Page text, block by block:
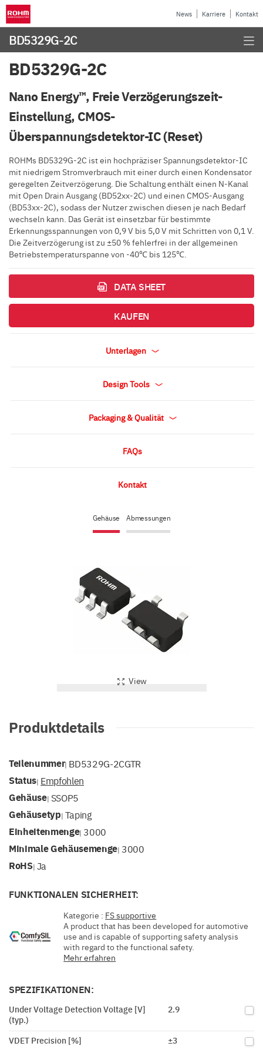
News Karriere Kontakt
BD5329G-2C
Gehäuse Abmessungen
View
BD5329G-2C
Nano Energy™, Freie Verzögerungszeit-
Einstellung, CMOS-
Überspannungsdetektor-IC (Reset)
ROHMs BD5329G-2C ist ein hochpräziser Spannungsdetektor-IC
mit niedrigem Stromverbrauch mit einer durch einen Kondensator
geregelten Zeitverzögerung. Die Schaltung enthält einen N-Kanal
mit Open Drain Ausgang (BD52xx-2C) und einen CMOS-Ausgang
(BD53xx-2C), sodass der Nutzer zwischen diesen je nach Bedarf
wechseln kann. Das Gerät ist einsetzbar für bestimmte
Erkennungsspannungen von 0,9 V bis 5,0 V mit Schritten von 0,1 V.
Die Zeitverzögerung ist zu ±50 % fehlerfrei in der allgemeinen
Betriebstemperaturspanne von -40℃ bis 125℃.
DATA SHEET
KAUFEN
Unterlagen
Design Tools
Packaging & Qualität
FAQs
Kontakt
Produktdetails
Teilenummer| BD5329G-2CGTR
Status| Empfohlen
Gehäuse| SSOP5
Gehäusetyp| Taping
Einheitenmenge| 3000
Minimale Gehäusemenge| 3000
RoHS| Ja
FUNKTIONALEN SICHERHEIT:
Kategorie : FS supportive
A product that has been developed for automotive
use and is capable of supporting safety analysis
with regard to the functional safety.
Mehr erfahren
SPEZIFIKATIONEN:
Under Voltage Detection Voltage [V]
(typ.)
2.9
VDET Precision [%] ±3